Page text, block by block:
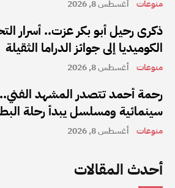
منوعات أغسطس 8, 2026
ذكرى رحيل أبو بكر عزت.. أسرار
الكوميديا إلى جوائز الدراما الثقيلة
منوعات أغسطس 8, 2026
سينمائية ومسلسل يبدأ رحلة
منوعات أغسطس 8, 2026
أحدث المقالات